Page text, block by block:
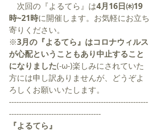
次回の『よるてら』は4月16日㈭19
時~21時に開催します。お気軽にお立ち
寄りください。
※3月の『よるてら』はコロナウィルス
が心配ということもあり中止すること
になりました(-ω-)楽しみにされていた
方には申し訳ありませんが、どうぞよ
ろしくお願いいたします。
--------------------------------------------------------
-------------------------------------
『よるてら』